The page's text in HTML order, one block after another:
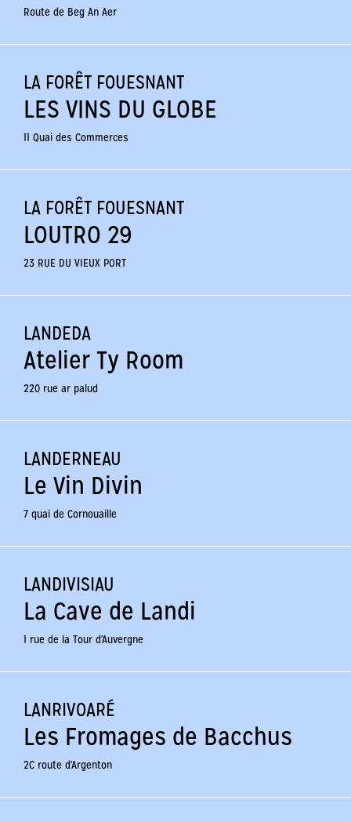
Route de Beg An Aer
LA FORÊT FOUESNANT
LES VINS DU GLOBE
11 Quai des Commerces
LA FORÊT FOUESNANT
LOUTRO 29
23 RUE DU VIEUX PORT
LANDEDA
Atelier Ty Room
220 rue ar palud
LANDERNEAU
Le Vin Divin
7 quai de Cornouaille
LANDIVISIAU
La Cave de Landi
1 rue de la Tour d'Auvergne
LANRIVOARÉ
Les Fromages de Bacchus
2C route d'Argenton